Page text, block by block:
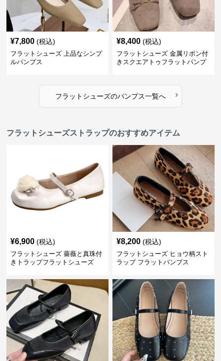
¥7,800 (税込)
フラットシューズ 上品なシンプ
ルパンプス
¥8,400 (税込)
フラットシューズ 金属リボン付
きスクエアトゥフラットパンプ
フラットシューズのパンプス一覧へ ›
フラットシューズストラップのおすすめアイテム
¥6,900 (税込)
フラットシューズ 薔薇と真珠付
きトラップフラットシューズ
¥8,200 (税込)
フラットシューズ ヒョウ柄スト
ラップ フラットパンプス